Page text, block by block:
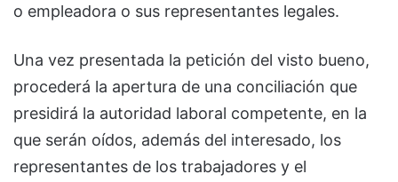
o empleadora o sus representantes legales.
Una vez presentada la petición del visto bueno,
procederá la apertura de una conciliación que
presidirá la autoridad laboral competente, en la
que serán oídos, además del interesado, los
representantes de los trabajadores y el